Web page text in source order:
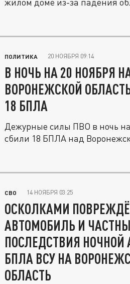
ПОЛИТИКА 20 НОЯБРЯ 09:14
В НОЧЬ НА 20 НОЯБРЯ
ВОРОНЕЖСКОЙ
18 БПЛА
Дежурные силы ПВО в ночь
сбили 18 БПЛА над
СВО 14 НОЯБРЯ 03:25
ОСКОЛКАМИ
АВТОМОБИЛЬ И
ПОСЛЕДСТВИЯ НОЧНОЙ
БПЛА ВСУ НА
ОБЛАСТЬ